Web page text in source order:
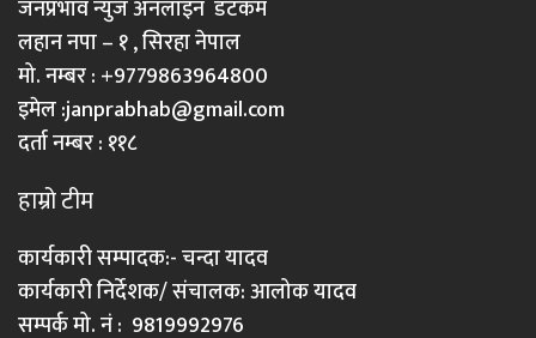
जनप्रभाव न्युज अनलाइन डटकम
लहान नपा – १ , सिरहा नेपाल
मो. नम्बर : +9779863964800
इमेल :janprabhab@gmail.com
दर्ता नम्बर : ११८
हाम्रो टीम
कार्यकारी सम्पादक:- चन्दा यादव
कार्यकारी निर्देशक/ संचालक: आलोक यादव
सम्पर्क मो. नं : 9819992976